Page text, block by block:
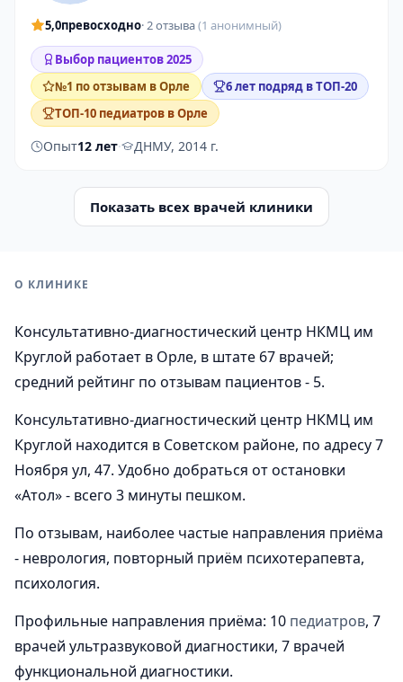
5,0превосходно· 2 отзыва(1 анонимный)
Выбор пациентов 2025
№1 по отзывам в Орле
6 лет подряд в ТОП-20
ТОП-10 педиатров в Орле
Опыт12 лет· ДНМУ, 2014 г.
Показать всех врачей клиники
О КЛИНИКЕ
Консультативно-диагностический центр НКМЦ им
Круглой работает в Орле, в штате 67 врачей;
средний рейтинг по отзывам пациентов - 5.
Консультативно-диагностический центр НКМЦ им
Круглой находится в Советском районе, по адресу 7
Ноября ул, 47. Удобно добраться от остановки
«Атол» - всего 3 минуты пешком.
По отзывам, наиболее частые направления приёма
- неврология, повторный приём психотерапевта,
психология.
Профильные направления приёма: 10 педиатров, 7
врачей ультразвуковой диагностики, 7 врачей
функциональной диагностики.